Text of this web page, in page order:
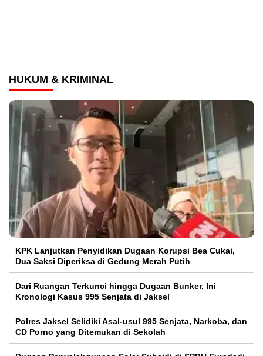
HUKUM & KRIMINAL
KPK Lanjutkan Penyidikan Dugaan Korupsi Bea Cukai,
Dua Saksi Diperiksa di Gedung Merah Putih
Dari Ruangan Terkunci hingga Dugaan Bunker, Ini
Kronologi Kasus 995 Senjata di Jaksel
Polres Jaksel Selidiki Asal-usul 995 Senjata, Narkoba, dan
CD Porno yang Ditemukan di Sekolah